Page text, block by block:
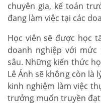
chuyên gia, kế toán
đang làm việc tại các
Học viên sẽ được học
doanh nghiệp với
sâu. Những kiến thức
Lê Ánh sẽ không còn là
kinh nghiệm làm việc
trưởng muốn truyền đạt